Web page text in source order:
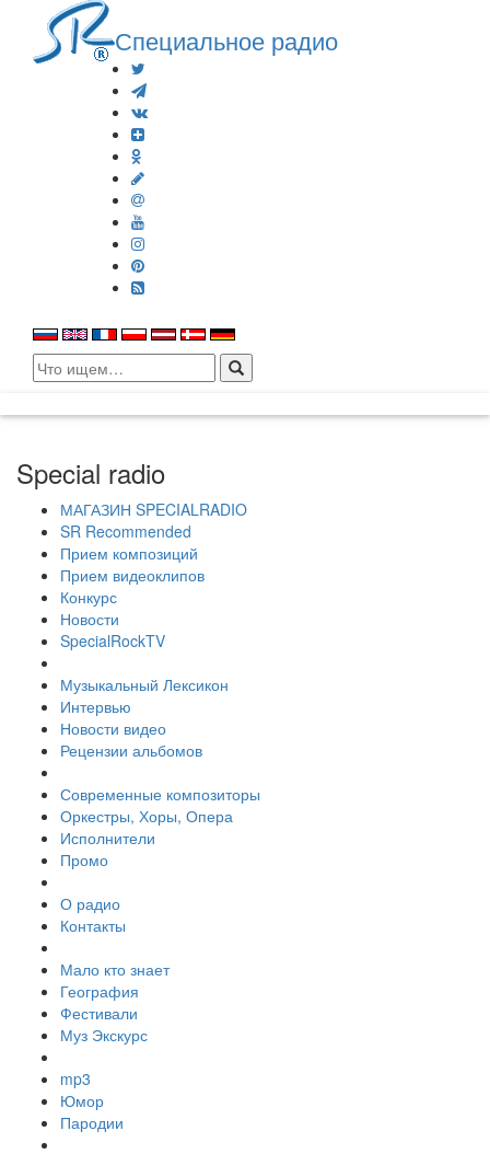
Специальное радио
Search
for:
Special radio
МАГАЗИН SPECIALRADIO
SR Recommended
Прием композиций
Прием видеоклипов
Конкурс
Новости
SpecialRockTV
Музыкальный Лексикон
Интервью
Новости видео
Рецензии альбомов
Современные композиторы
Оркестры, Хоры, Опера
Исполнители
Промо
О радио
Контакты
Мало кто знает
География
Фестивали
Муз Экскурс
mp3
Юмор
Пародии